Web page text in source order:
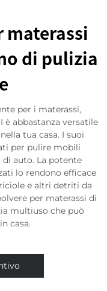
materassi
di pulizia
per i materassi,
è abbastanza versatile
tua casa. I suoi
per pulire mobili
auto. La potente
lo rendono efficace
e altri detriti da
per materassi di
multiuso che può
casa.